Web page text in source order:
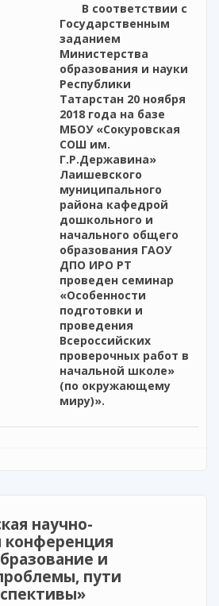
В соответствии с
Государственным
заданием
Министерства
образования и науки
Республики
Татарстан 20 ноября
2018 года на базе
МБОУ «Сокуровская
СОШ им.
Г.Р.Державина»
Лаишевского
муниципального
района кафедрой
дошкольного и
начального общего
образования ГАОУ
ДПО ИРО РТ
проведен семинар
«Особенности
подготовки и
проведения
Всероссийских
проверочных работ в
начальной школе»
(по окружающему
миру)».
научно-
конференция
и
пути